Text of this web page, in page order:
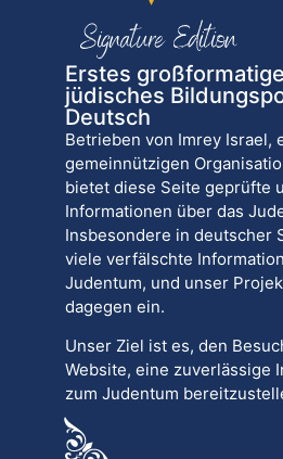
Erstes
jüdisches
Deutsch
Betrieben von Imrey Israel,
gemeinnützigen
bietet diese Seite geprüfte
Informationen über das
Insbesondere in deutscher
viele verfälschte
Judentum, und unser
dagegen ein.
Unser Ziel ist es, den
Website, eine zuverlässige
zum Judentum